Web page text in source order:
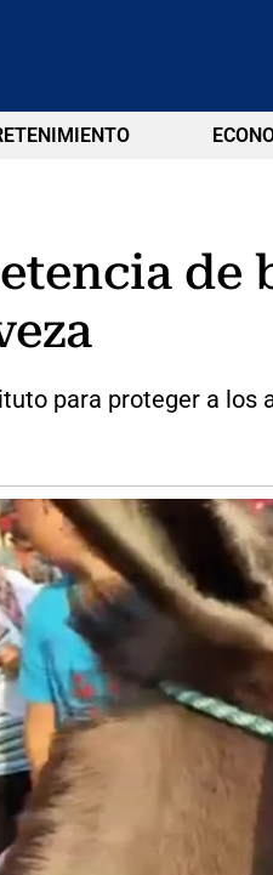
para proteger a los